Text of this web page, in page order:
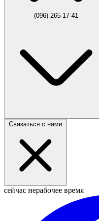
(096) 265-17-41
Связаться с нами
сейчас нерабочее время